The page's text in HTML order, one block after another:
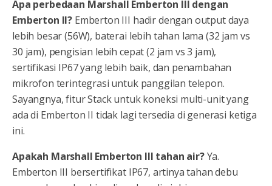
Apa perbedaan Marshall Emberton III dengan
Emberton II? Emberton III hadir dengan output daya
lebih besar (56W), baterai lebih tahan lama (32 jam vs
30 jam), pengisian lebih cepat (2 jam vs 3 jam),
sertifikasi IP67 yang lebih baik, dan penambahan
mikrofon terintegrasi untuk panggilan telepon.
Sayangnya, fitur Stack untuk koneksi multi-unit yang
ada di Emberton II tidak lagi tersedia di generasi ketiga
ini.
Apakah Marshall Emberton III tahan air?Ya.
Emberton III bersertifikat IP67, artinya tahan debu